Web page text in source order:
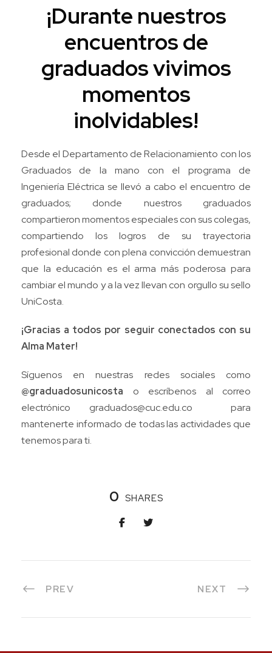
¡Durante nuestros
encuentros de
graduados vivimos
momentos
inolvidables!
Desde el Departamento de Relacionamiento con los
Graduados de la mano con el programa de
Ingeniería Eléctrica se llevó a cabo el encuentro de
graduados; donde nuestros graduados
compartieron momentos especiales con sus colegas,
compartiendo los logros de su trayectoria
profesional donde con plena convicción demuestran
que la educación es el arma más poderosa para
cambiar el mundo y a la vez llevan con orgullo su sello
UniCosta.
¡Gracias a todos por seguir conectados con su
Alma Mater!
Síguenos en nuestras redes sociales como
@graduadosunicosta o escríbenos al correo
electrónico graduados@cuc.edu.co para
mantenerte informado de todas las actividades que
tenemos para ti.
0 SHARES
PREV NEXT